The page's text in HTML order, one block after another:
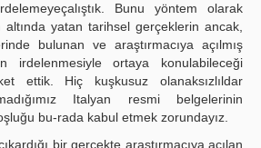
Bunu yöntem olarak
yatan tarihsel gerçeklerin ancak,
bulunan ve araştırmacıya açılmış
irdelenmesiyle ortaya konulabileceği
ettik. Hiç kuşkusuz olanaksızlıldar
Italyan resmi belgelerinin
bu-rada kabul etmek zorundayız.
bir gerçekte araştırmacıya açılan